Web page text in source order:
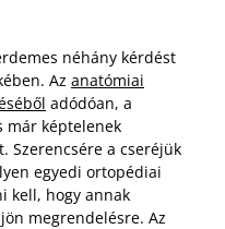
néhány kérdést
Az anatómiai
adódóan, a
már képtelenek
Szerencsére a cseréjük
egyedi ortopédiai
kell, hogy annak
megrendelésre. Az